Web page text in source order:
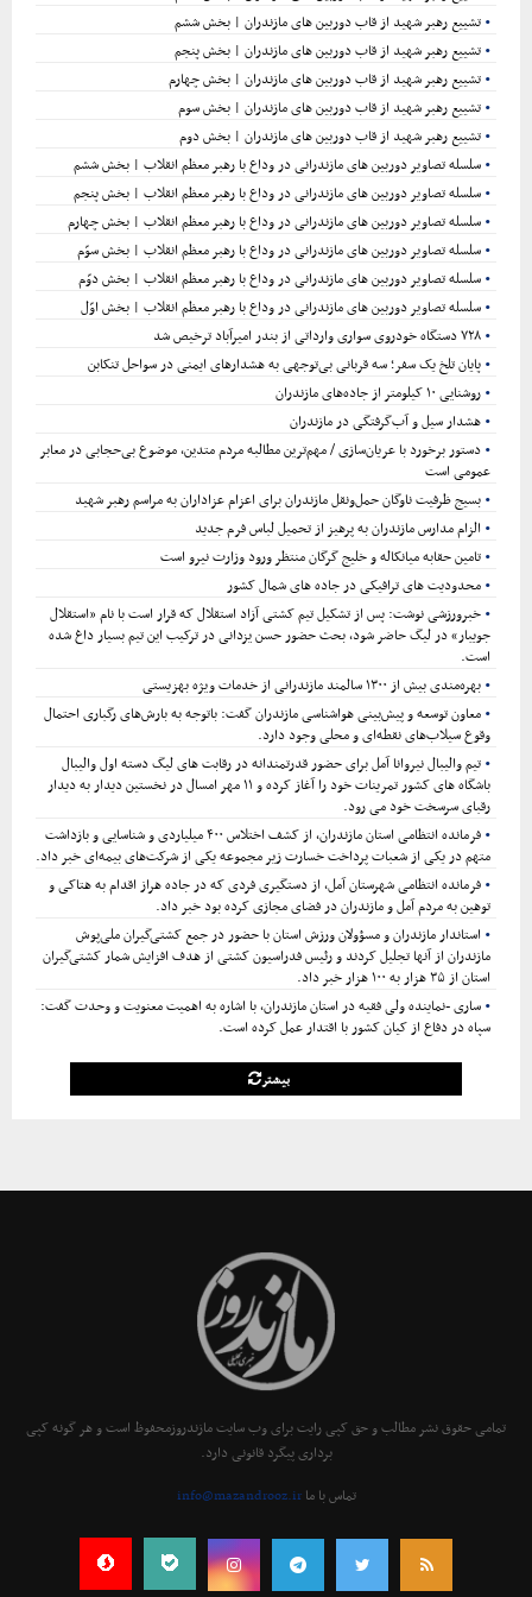
و
تشییع رهبر شهید از قاب دوربین های مازندران | بخش ششم
تشییع رهبر شهید از قاب دوربین های مازندران | بخش پنجم
تشییع رهبر شهید از قاب دوربین های مازندران | بخش چهارم
تشییع رهبر شهید از قاب دوربین های مازندران | بخش سوم
تشییع رهبر شهید از قاب دوربین های مازندران | بخش دوم
سلسله تصاویر دوربین های مازندرانی در وداع با رهبر معظم انقلاب | بخش ششم
سلسله تصاویر دوربین های مازندرانی در وداع با رهبر معظم انقلاب | بخش پنجم
سلسله تصاویر دوربین های مازندرانی در وداع با رهبر معظم انقلاب | بخش چهارم
سلسله تصاویر دوربین های مازندرانی در وداع با رهبر معظم انقلاب | بخش سوّم
سلسله تصاویر دوربین های مازندرانی در وداع با رهبر معظم انقلاب | بخش دوّم
سلسله تصاویر دوربین های مازندرانی در وداع با رهبر معظم انقلاب | بخش اوّل
۷۲۸ دستگاه خودروی سواری وارداتی از بندر امیرآباد ترخیص شد
پایان تلخ یک سفر؛ سه قربانی بی‌توجهی به هشدارهای ایمنی در سواحل تنکابن
روشنایی ۱۰ کیلومتر از جاده‌های مازندران
هشدار سیل و آب‌گرفتگی در مازندران
دستور برخورد با عریان‌سازی / مهم‌ترین مطالبه مردم متدین، موضوع بی‌حجابی در معابر
عمومی است
بسیج ظرفیت ناوگان حمل‌ونقل مازندران برای اعزام عزاداران به مراسم رهبر شهید
الزام مدارس مازندران به پرهیز از تحمیل لباس فرم جدید
تامین حقابه میانکاله و خلیج گرگان منتظر ورود وزارت نیرو است
محدودیت های ترافیکی در جاده های شمال کشور
خبرورزشی نوشت: پس از تشکیل تیم کشتی آزاد استقلال که قرار است با نام «استقلال
جویبار» در لیگ حاضر شود، بحث حضور حسن یزدانی در ترکیب این تیم بسیار داغ شده
است.
بهره‌مندی بیش از ۱۳۰۰ سالمند مازندرانی از خدمات ویژه بهزیستی
معاون توسعه و پیش‌بینی هواشناسی مازندران گفت: باتوجه به بارش‌های رگباری احتمال
وقوع سیلاب‌های نقطه‌ای و محلی وجود دارد.
تیم والیبال نیروانا آمل برای حضور قدرتمندانه در رقابت های لیگ دسته اول والیبال
باشگاه های کشور تمرینات خود را آغاز کرده و ۱۱ مهر امسال در نخستین دیدار به دیدار
رقبای سرسخت خود می رود.
فرمانده انتظامی استان مازندران، از کشف اختلاس ۴۰۰ میلیاردی و شناسایی و بازداشت
متهم در یکی از شعبات پرداخت خسارت زیر مجموعه یکی از شرکت‌های بیمه‌ای خبر داد.
فرمانده انتظامی شهرستان آمل، از دستگیری فردی که در جاده هراز اقدام به هتاکی و
توهین به مردم آمل و مازندران در فضای مجازی کرده بود خبر داد.
استاندار مازندران و مسؤولان ورزش استان با حضور در جمع کشتی‌گیران ملی‌پوش
مازندران از آنها تجلیل کردند و رئیس فدراسیون کشتی از هدف افزایش شمار کشتی‌گیران
استان از ۳۵ هزار به ۱۰۰ هزار خبر داد.
ساری -نماینده ولی فقیه در استان مازندران، با اشاره به اهمیت معنویت و وحدت گفت:
سپاه در دفاع از کیان کشور با اقتدار عمل کرده است.
بیشتر
تمامی حقوق نشر مطالب و حق کپی رایت برای وب سایت مازندروزمحفوظ است و هر گونه کپی
برداری پیگرد قانونی دارد.
تماس با ماinfo@mazandrooz.ir